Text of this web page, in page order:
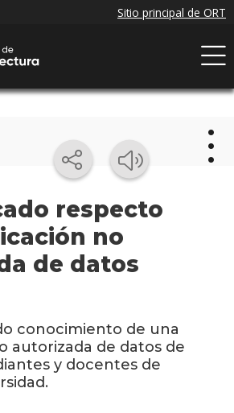
respecto
no
de datos
conocimiento de una
autorizada de datos de
y docentes de